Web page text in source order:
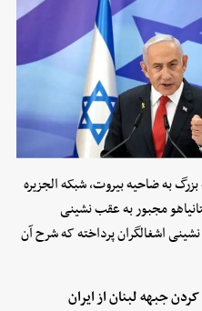
به ضاحیه بیروت، شبکه الجزیره
مجبور به عقب نشینی
اشغالگران پرداخته که شرح آن
جبهه لبنان از ایران